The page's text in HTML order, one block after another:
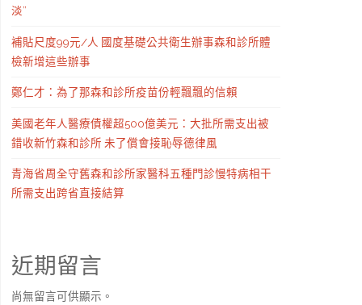
淡”
補貼尺度99元/人 國度基礎公共衛生辦事森和診所體
檢新增這些辦事
鄭仁才：為了那森和診所疫苗份輕飄飄的信賴
美國老年人醫療債權超500億美元：大批所需支出被
錯收新竹森和診所 未了償會接恥辱德律風
青海省周全守舊森和診所家醫科五種門診慢特病相干
所需支出跨省直接結算
近期留言
尚無留言可供顯示。